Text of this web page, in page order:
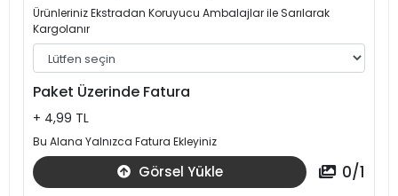
Ürünleriniz Ekstradan Koruyucu Ambalajlar ile Sarılarak
Kargolanır
Paket Üzerinde Fatura
+ 4,99 TL
Bu Alana Yalnızca Fatura Ekleyiniz
Görsel Yükle 0/1